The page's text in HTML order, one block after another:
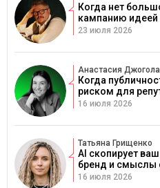
Когда нет
кампанию идеей
23 июля 2026
Анастасия Джогола
Когда
риском для
16 июля 2026
Татьяна Грищенко
AI скопирует
бренд и смыслы
16 июля 2026